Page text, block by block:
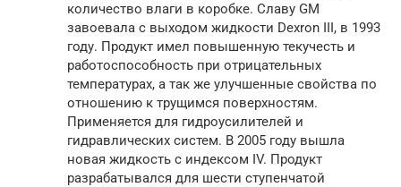
количество влаги в коробке. Славу GM
завоевала с выходом жидкости Dexron III, в 1993
году. Продукт имел повышенную текучесть и
работоспособность при отрицательных
температурах, а так же улучшенные свойства по
отношению к трущимся поверхностям.
Применяется для гидроусилителей и
гидравлических систем. В 2005 году вышла
новая жидкость с индексом IV. Продукт
разрабатывался для шести ступенчатой